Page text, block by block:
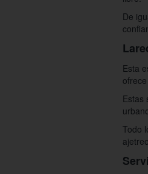
De
Esta
Estas
Todo